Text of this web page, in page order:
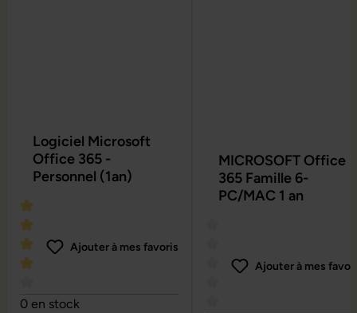
Logiciel Microsoft
Office 365 -
Personnel (1an)
Note moyenne de 4 sur 5 étoiles
Ajouter à mes favoris
0 en stock
MICROSOFT Office
365 Famille 6-
PC/MAC 1 an
Ajouter à mes